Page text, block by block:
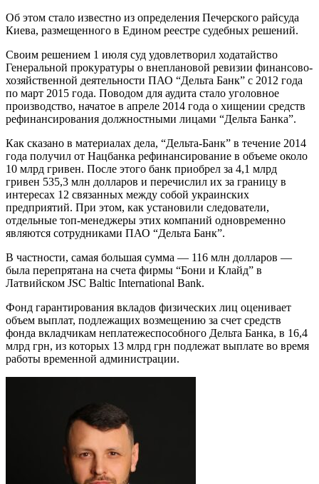
Об этом стало известно из определения Печерского райсуда
Киева, размещенного в Едином реестре судебных решений.
Своим решением 1 июля суд удовлетворил ходатайство
Генеральной прокуратуры о внеплановой ревизии финансово-
хозяйственной деятельности ПАО “Дельта Банк” с 2012 года
по март 2015 года. Поводом для аудита стало уголовное
производство, начатое в апреле 2014 года о хищении средств
рефинансирования должностными лицами “Дельта Банка”.
Как сказано в материалах дела, “Дельта-Банк” в течение 2014
года получил от Нацбанка рефинансирование в объеме около
10 млрд гривен. После этого банк приобрел за 4,1 млрд
гривен 535,3 млн долларов и перечислил их за границу в
интересах 12 связанных между собой украинских
предприятий. При этом, как установили следователи,
отдельные топ-менеджеры этих компаний одновременно
являются сотрудниками ПАО “Дельта Банк”.
В частности, самая большая сумма — 116 млн долларов —
была перепрятана на счета фирмы “Бони и Клайд” в
Латвийском JSC Baltic International Bank.
Фонд гарантирования вкладов физических лиц оценивает
объем выплат, подлежащих возмещению за счет средств
фонда вкладчикам неплатежеспособного Дельта Банка, в 16,4
млрд грн, из которых 13 млрд грн подлежат выплате во время
работы временной администрации.